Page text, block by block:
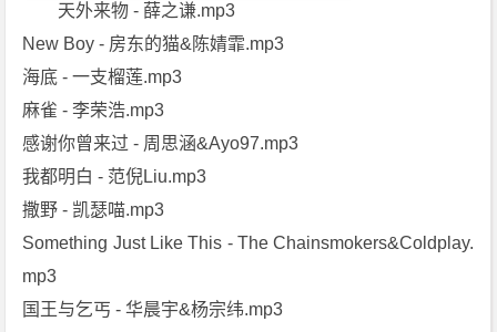
天外来物 - 薛之谦.mp3
New Boy - 房东的猫&陈婧霏.mp3
海底 - 一支榴莲.mp3
麻雀 - 李荣浩.mp3
感谢你曾来过 - 周思涵&Ayo97.mp3
我都明白 - 范倪Liu.mp3
撒野 - 凯瑟喵.mp3
Something Just Like This - The Chainsmokers&Coldplay.
mp3
国王与乞丐 - 华晨宇&杨宗纬.mp3